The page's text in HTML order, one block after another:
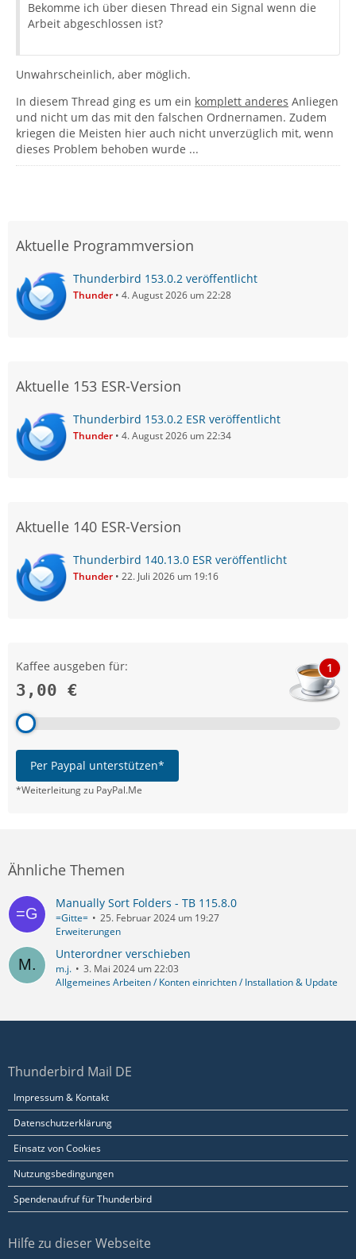
Bekomme ich über diesen Thread ein Signal wenn die
Arbeit abgeschlossen ist?
Unwahrscheinlich, aber möglich.
In diesem Thread ging es um ein komplett anderes Anliegen
und nicht um das mit den falschen Ordnernamen. Zudem
kriegen die Meisten hier auch nicht unverzüglich mit, wenn
dieses Problem behoben wurde ...
Aktuelle Programmversion
Thunderbird 153.0.2 veröffentlicht
Thunder 4. August 2026 um 22:28
Aktuelle 153 ESR-Version
Thunderbird 153.0.2 ESR veröffentlicht
Thunder 4. August 2026 um 22:34
Aktuelle 140 ESR-Version
Thunderbird 140.13.0 ESR veröffentlicht
Thunder 22. Juli 2026 um 19:16
Kaffee ausgeben für:
3,00 €
1
Per Paypal unterstützen*
*Weiterleitung zu PayPal.Me
Ähnliche Themen
Manually Sort Folders - TB 115.8.0
=Gitte=
25. Februar 2024 um 19:27
Erweiterungen
Unterordner verschieben
m.j.
3. Mai 2024 um 22:03
Allgemeines Arbeiten / Konten einrichten / Installation & Update
Thunderbird Mail DE
Impressum & Kontakt
Datenschutzerklärung
Einsatz von Cookies
Nutzungsbedingungen
Spendenaufruf für Thunderbird
Hilfe zu dieser Webseite